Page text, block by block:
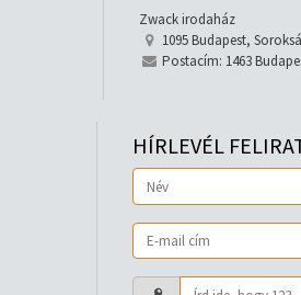
Zwack irodaház
1095 Budapest,
Postacím: 1463
HÍRLEVÉL